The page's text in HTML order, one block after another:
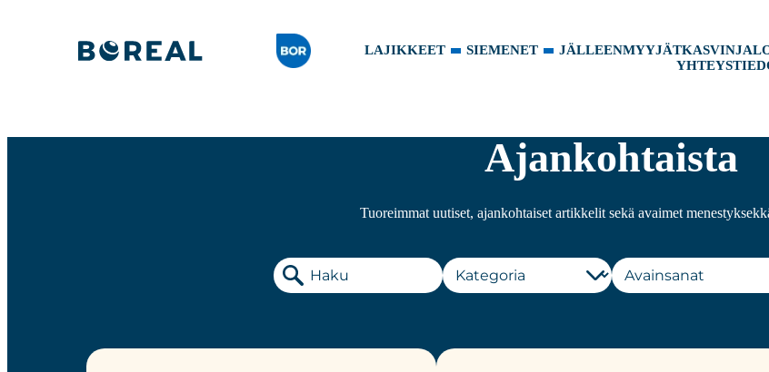
LAJIKKEET SIEMENET JÄLLEENMYYJÄT
Ajankohtaista
Tuoreimmat uutiset, ajankohtaiset artikkelit sekä avaimet